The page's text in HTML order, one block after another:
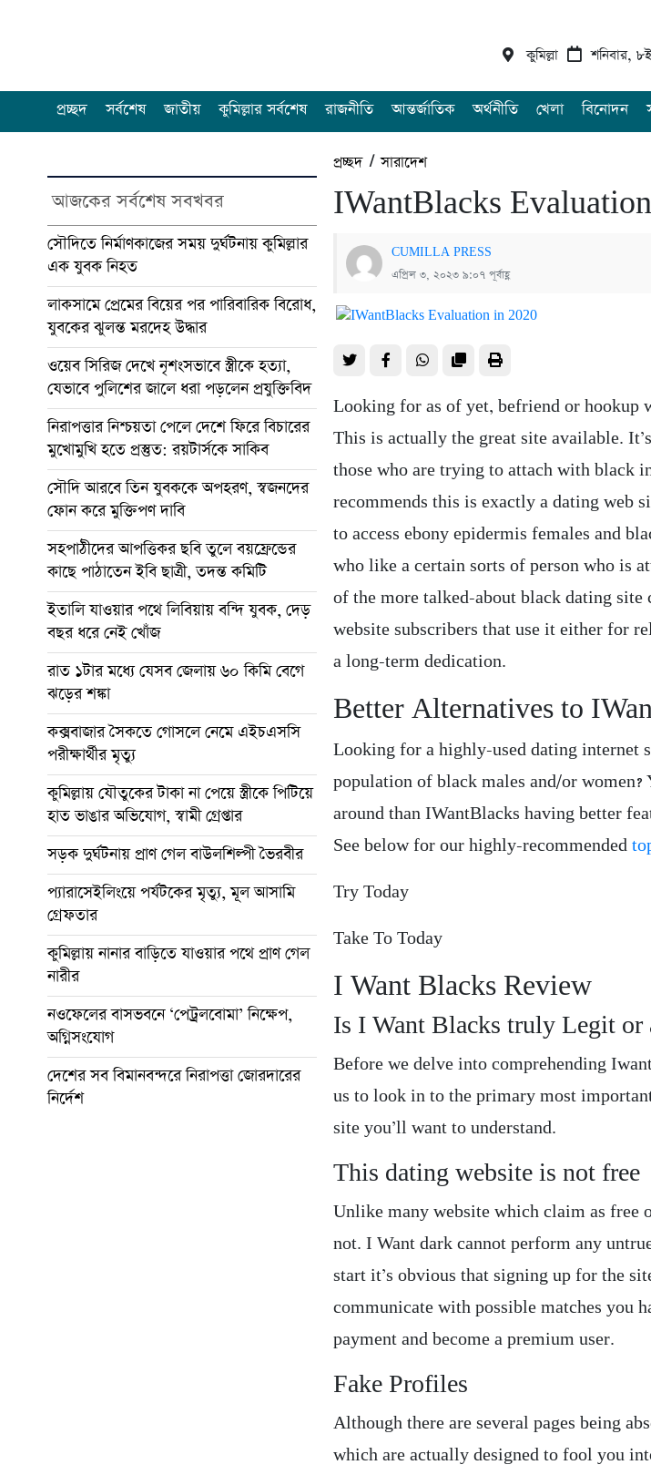
কুমিল্লা শনিবার,
প্রচ্ছদ সর্বশেষ জাতীয় কুমিল্লার সর্বশেষ রাজনীতি আন্তর্জাতিক অর্থনীতি খেলা বিনোদন
আজকের সর্বশেষ সবখবর
সৌদিতে নির্মাণকাজের সময় দুর্ঘটনায় কুমিল্লার
এক যুবক নিহত
লাকসামে প্রেমের বিয়ের পর পারিবারিক বিরোধ,
যুবকের ঝুলন্ত মরদেহ উদ্ধার
ওয়েব সিরিজ দেখে নৃশংসভাবে স্ত্রীকে হত্যা,
যেভাবে পুলিশের জালে ধরা পড়লেন প্রযুক্তিবিদ
নিরাপত্তার নিশ্চয়তা পেলে দেশে ফিরে বিচারের
মুখোমুখি হতে প্রস্তুত: রয়টার্সকে সাকিব
সৌদি আরবে তিন যুবককে অপহরণ, স্বজনদের
ফোন করে মুক্তিপণ দাবি
সহপাঠীদের আপত্তিকর ছবি তুলে বয়ফ্রেন্ডের
কাছে পাঠাতেন ইবি ছাত্রী, তদন্ত কমিটি
ইতালি যাওয়ার পথে লিবিয়ায় বন্দি যুবক, দেড়
বছর ধরে নেই খোঁজ
রাত ১টার মধ্যে যেসব জেলায় ৬০ কিমি বেগে
ঝড়ের শঙ্কা
কক্সবাজার সৈকতে গোসলে নেমে এইচএসসি
পরীক্ষার্থীর মৃত্যু
কুমিল্লায় যৌতুকের টাকা না পেয়ে স্ত্রীকে পিটিয়ে
হাত ভাঙার অভিযোগ, স্বামী গ্রেপ্তার
সড়ক দুর্ঘটনায় প্রাণ গেল বাউলশিল্পী ভৈরবীর
প্যারাসেইলিংয়ে পর্যটকের মৃত্যু, মূল আসামি
গ্রেফতার
কুমিল্লায় নানার বাড়িতে যাওয়ার পথে প্রাণ গেল
নারীর
নওফেলের বাসভবনে ‘পেট্রলবোমা’ নিক্ষেপ,
অগ্নিসংযোগ
দেশের সব বিমানবন্দরে নিরাপত্তা জোরদারের
নির্দেশ
প্রচ্ছদ/সারাদেশ
IWantBlacks
CUMILLA PRESS
এপ্রিল ৩, ২০২৩ ৯:০৭ পূর্বাহ্ণ
Looking for as of yet, befriend or hookup
This is actually the great site available.
those who are trying to attach with black
recommends this is exactly a dating web
to access ebony epidermis females and
who like a certain sorts of person who is
of the more talked-about black dating site
website subscribers that use it either for
a long-term dedication.
Better Alternatives to
Looking for a highly-used dating internet
population of black males and/or
around than IWantBlacks having better
See below for our highly-recommended
Try Today
Take To Today
I Want Blacks Review
Is I Want Blacks truly Legit or
Before we delve into comprehending
us to look in to the primary most
site you’ll want to understand.
This dating website is not free
Unlike many website which claim as free
not. I Want dark cannot perform any
start it’s obvious that signing up for the
communicate with possible matches you
payment and become a premium user.
Fake Profiles
Although there are several pages being
which are actually designed to fool you